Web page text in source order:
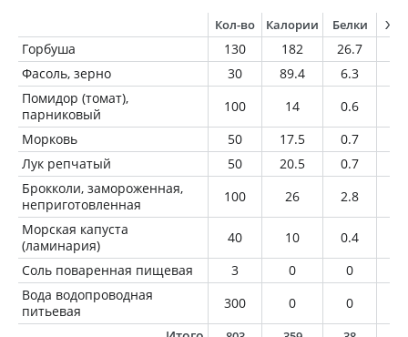
Кол-во Калории Белки
Горбуша 130 182 26.7
Фасоль, зерно
30 89.4 6.3
Помидор (томат),
парниковый
100 14 0.6
Морковь
50 17.5 0.7
Лук репчатый
50 20.5 0.7
Брокколи, замороженная,
неприготовленная
100 26 2.8
Морская капуста
(ламинария)
40 10 0.4
Соль поваренная пищевая
3 0 0
Вода водопроводная
питьевая
300 0 0